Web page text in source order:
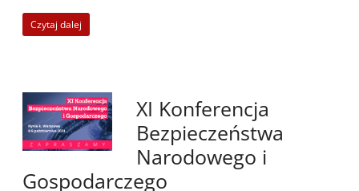
Czytaj dalej
XI Konferencja
Bezpieczeństwa
Narodowego i
Gospodarczego